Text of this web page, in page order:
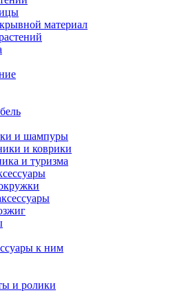
материал
и шампуры
и коврики
и туризма
к ним
и ролики